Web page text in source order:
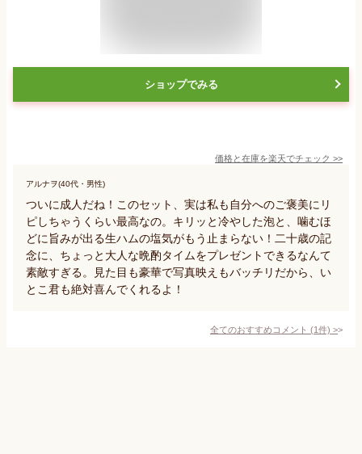
ショップでみる
価格と在庫を楽天でチェック >>
アルナヲ(40代・男性)
ついに成人だね！このセット、実は私も自分へのご褒美にリ
ピしちゃうくらい最高なの。キリッと冷やした泡と、噛むほ
どに旨みが出る生ハムの塩気がもう止まらない！二十歳の記
念に、ちょっと大人な晩酌タイムをプレゼントできるなんて
素敵すぎる。見た目も豪華で写真映えもバッチリだから、い
とこ君も絶対喜んでくれるよ！
全てのおすすめコメント (1件) >